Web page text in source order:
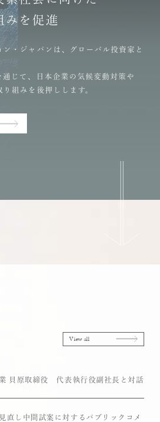
みを促進
・ジャパンは、グローバル投資家と
通じて、日本企業の気候変動対策や
組みを後押しします。
View all
貝原取締役 代表執行役副社長と対話
直し中間試案に対するパブリックコメ